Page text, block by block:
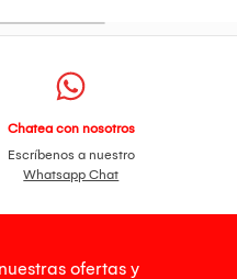
Chatea con nosotros
Escríbenos a nuestro
Whatsapp Chat
ofertas y